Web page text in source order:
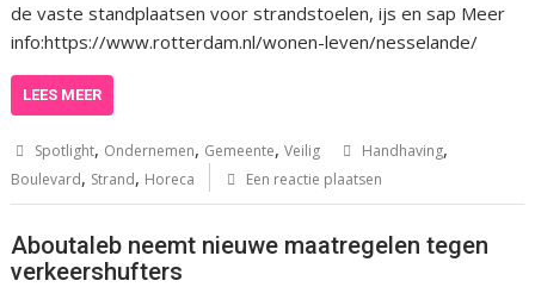
de vaste standplaatsen voor strandstoelen, ijs en sap Meer
info:https://www.rotterdam.nl/wonen-leven/nesselande/
LEES MEER
Spotlight, Ondernemen, Gemeente,Veilig Handhaving,
Boulevard, Strand, Horeca Een reactie plaatsen
Aboutaleb neemt nieuwe maatregelen tegen
verkeershufters